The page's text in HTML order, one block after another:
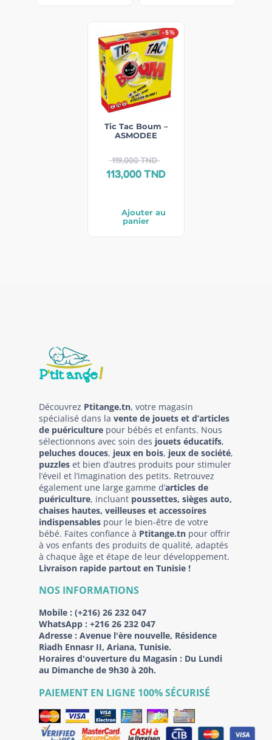
-5%
Tic Tac Boum –
ASMODEE
119,000TND
113,000TND
Ajouter au
panier
Découvrez Ptitange.tn, votre magasin
spécialisé dans la vente de jouets et d’articles
de puériculture pour bébés et enfants. Nous
sélectionnons avec soin des jouets éducatifs,
peluches douces, jeux en bois, jeux de société,
puzzles et bien d’autres produits pour stimuler
l’éveil et l’imagination des petits. Retrouvez
également une large gamme d’articles de
puériculture, incluant poussettes, sièges auto,
chaises hautes, veilleuses et accessoires
indispensables pour le bien-être de votre
bébé. Faites confiance à Ptitange.tn pour offrir
à vos enfants des produits de qualité, adaptés
à chaque âge et étape de leur développement.
Livraison rapide partout en Tunisie !
NOS INFORMATIONS
Mobile : (+216) 26 232 047
WhatsApp : +216 26 232 047
Adresse : Avenue l'ère nouvelle, Résidence
Riadh Ennasr II, Ariana, Tunisie.
Horaires d'ouverture du Magasin : Du Lundi
au Dimanche de 9h30 à 20h.
PAIEMENT EN LIGNE 100% SÉCURISÉ